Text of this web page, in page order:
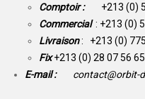
Comptoir : +213 (0)
Commercial : +213 (0)
Livraison: +213 (0)
Fix +213 (0) 28 07 56 65
E-mail :
contact@orbit-